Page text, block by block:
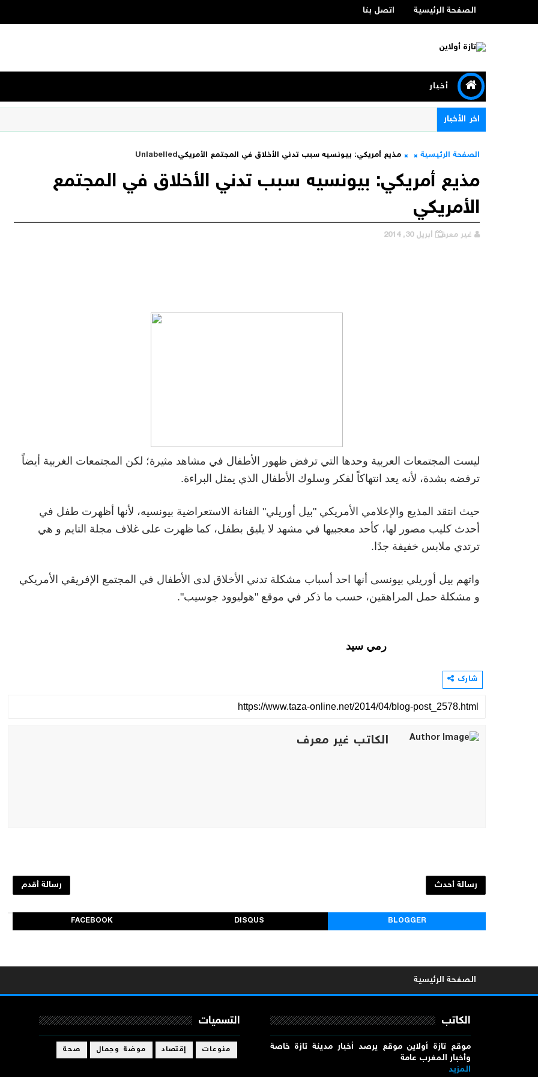
الصفحة الرئيسية اتصل بنا
أخبار
اخر الأخبار
الصفحة الرئيسية Unlabelledمذيع أمريكي: بيونسيه سبب تدني الأخلاق في المجتمع الأمريكي
مذيع أمريكي: بيونسيه سبب تدني الأخلاق في المجتمع
الأمريكي
غير معرف أبريل 30, 2014
ليست المجتمعات العربية وحدها التي ترفض ظهور الأطفال في مشاهد مثيرة؛ لكن المجتمعات الغربية أيضاً
ترفضه بشدة، لأنه يعد انتهاكاً لفكر وسلوك الأطفال الذي يمثل البراءة.
حيث انتقد المذيع والإعلامي الأمريكي "بيل أوريلي" الفنانة الاستعراضية بيونسيه، لأنها أظهرت طفل في
أحدث كليب مصور لها، كأحد معجبيها في مشهد لا يليق بطفل، كما ظهرت على غلاف مجلة التايم و هي
ترتدي ملابس خفيفة جدًا.
واتهم بيل أوريلي بيونسى أنها احد أسباب مشكلة تدني الأخلاق لدى الأطفال في المجتمع الإفريقي الأمريكي
و مشكلة حمل المراهقين، حسب ما ذكر في موقع "هوليوود جوسيب".
رمي سيد
شارك
الكاتب غير معرف
رسالة أحدث رسالة أقدم
BLOGGER
DISQUS
FACEBOOK
الصفحة الرئيسية
الكاتب
موقع تازة أولاين موقع يرصد أخبار مدينة تازة خاصة
وأخبار المغرب عامة
المزيد
التسميات
منوعات إقتصاد موضة وجمال صحة